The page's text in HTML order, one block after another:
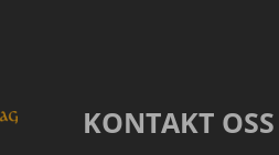
KONTAKT OSS